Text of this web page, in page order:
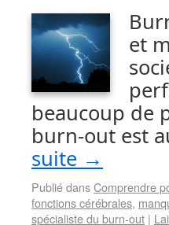
et
beaucoup de
burn-out est
suite →
Publié dansComprendre
fonctions cérébrales,
spécialiste du burn-out |